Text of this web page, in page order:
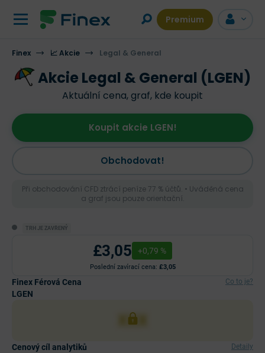
Premium
Finex 📈 Akcie Legal & General
Akcie Legal & General (LGEN)
Aktuální cena, graf, kde koupit
Obchodovat!
Koupit akcie LGEN!
Při obchodování CFD ztrácí peníze 77 % účtů. • Uváděná cena
a graf jsou pouze orientační.
TRH JE ZAVŘENÝ
£3,05 +0,79 %
Poslední zavírací cena: £3,05
Finex Férová Cena
LGEN
Co to je?
XXX
Cenový cíl analytiků Detaily